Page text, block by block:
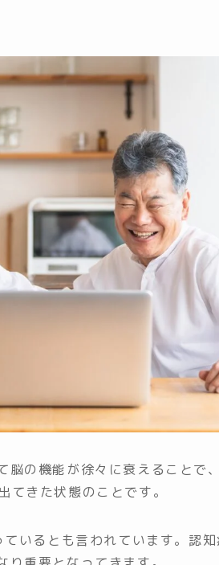
の機能が徐々に衰えることで、
てきた状態のことです。
いるとも言われています。認